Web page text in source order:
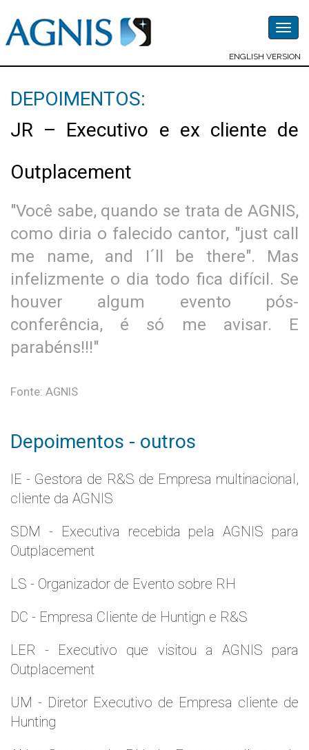
ENGLISH VERSION
DEPOIMENTOS:
JR – Executivo e ex cliente de
Outplacement
"Você sabe, quando se trata de AGNIS,
como diria o falecido cantor, "just call
me name, and I´ll be there". Mas
infelizmente o dia todo fica difícil. Se
houver algum evento pós-
conferência, é só me avisar. E
parabéns!!!"
Fonte: AGNIS
Depoimentos - outros
IE - Gestora de R&S de Empresa multinacional,
cliente da AGNIS
SDM - Executiva recebida pela AGNIS para
Outplacement
LS - Organizador de Evento sobre RH
DC - Empresa Cliente de Huntign e R&S
LER - Executivo que visitou a AGNIS para
Outplacement
UM - Diretor Executivo de Empresa cliente de
Hunting